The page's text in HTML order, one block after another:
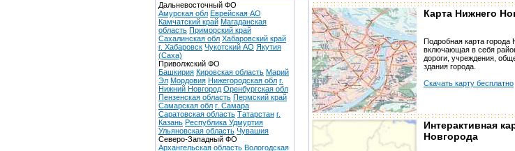
Дальневосточный ФО
Амурская обл Еврейская АО
Камчатский край Магаданская
область Приморский край
Сахалинская обл Хабаровский край
г. Хабаровск Чукотский АО Якутия
(Саха)
Приволжский ФО
Башкирия Кировская область Марий
Эл Мордовия Нижегородская обл г.
Нижний Новгород Оренбургская обл
Пензенская область Пермский край
Самарская обл г. Самара
Саратовская область Татарстан г.
Казань Республика Удмуртия
Ульяновская область Чувашия
Северо-Западный ФО
Архангельская область Вологодская
Карта Нижнего
Подробная карта города
включающая в себя
дороги, учреждения,
здания города.
Скачать карту бесплатно
Интерактивная
Новгорода